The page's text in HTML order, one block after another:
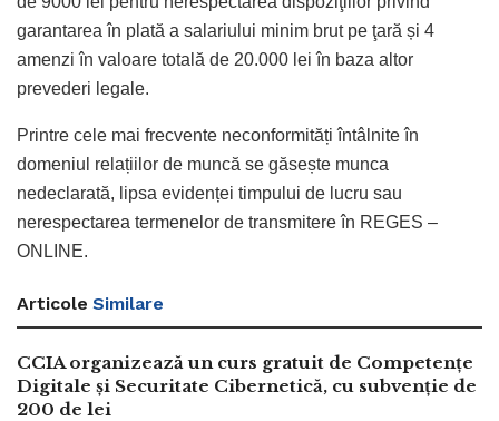
garantarea în plată a salariului minim brut pe ţară și 4
amenzi în valoare totală de 20.000 lei în baza altor
prevederi legale.
Printre cele mai frecvente neconformități întâlnite în
domeniul relațiilor de muncă se găsește munca
nedeclarată, lipsa evidenței timpului de lucru sau
nerespectarea termenelor de transmitere în REGES –
ONLINE.
Articole Similare
CCIA organizează un curs gratuit de Competențe
Digitale și Securitate Cibernetică, cu subvenție de
200 de lei